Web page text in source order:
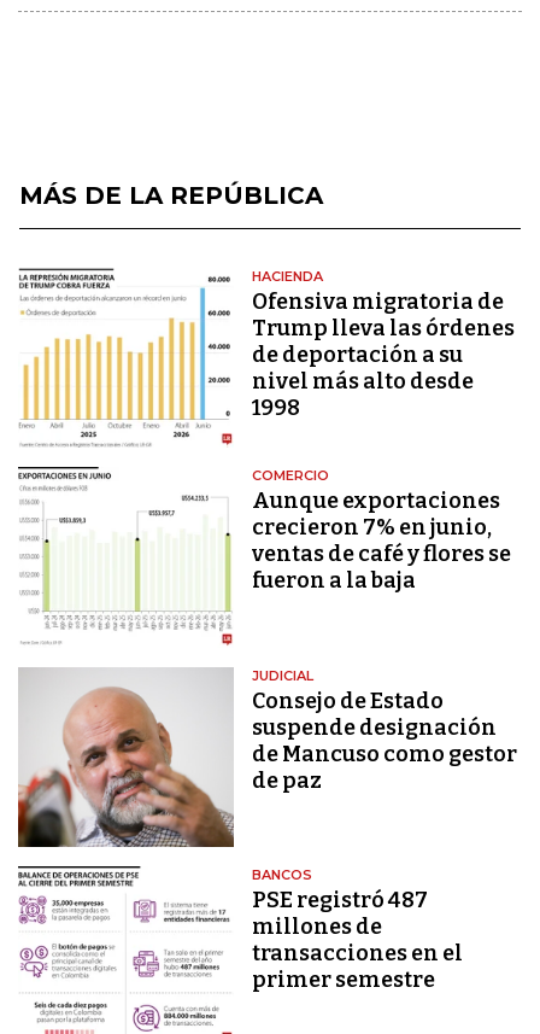
MÁS DE LA REPÚBLICA
HACIENDA
Ofensiva migratoria de
Trump lleva las órdenes
de deportación a su
nivel más alto desde
1998
COMERCIO
Aunque exportaciones
crecieron 7% en junio,
ventas de café y flores se
fueron a la baja
JUDICIAL
Consejo de Estado
suspende designación
de Mancuso como gestor
de paz
BANCOS
PSE registró 487
millones de
transacciones en el
primer semestre